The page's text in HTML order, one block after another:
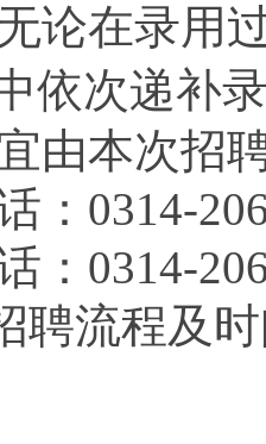
无论在录用
依次递补
由本次招
：0314-
：0314-
聘流程及